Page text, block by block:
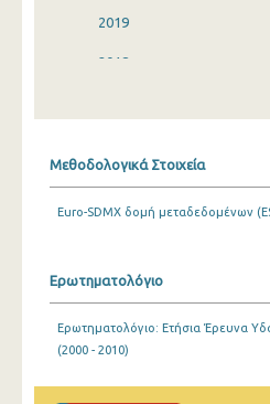
2019
2018
2014
2012
Μεθοδολογικά Στοιχεία
Euro-SDMX δομή μεταδεδομένων
Ερωτηματολόγιο
Ερωτηματολόγιο: Ετήσια Έρευνα
(2000 - 2010)